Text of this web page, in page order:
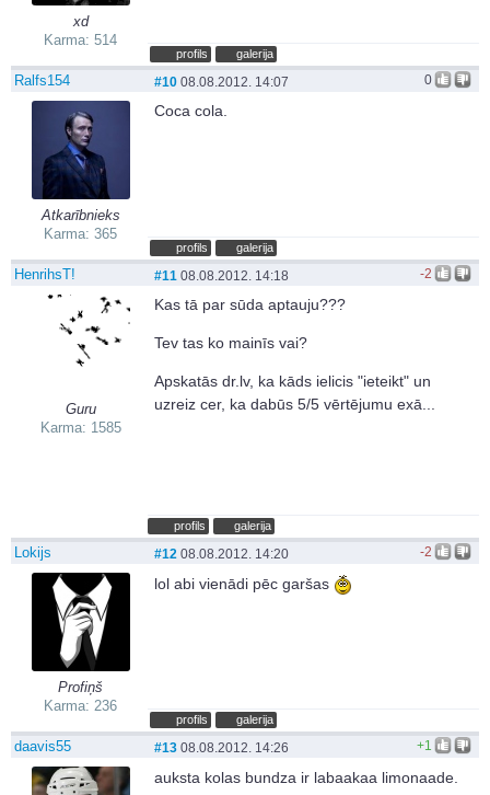
xd
Karma: 514
profils galerija
Ralfs154
Atkarībnieks
Karma: 365
0
#10 08.08.2012. 14:07
Coca cola.
profils galerija
HenrihsT!
Guru
Karma: 1585
-2
#11 08.08.2012. 14:18
Kas tā par sūda aptauju???
Tev tas ko mainīs vai?
Apskatās dr.lv, ka kāds ielicis "ieteikt" un
uzreiz cer, ka dabūs 5/5 vērtējumu exā...
profils galerija
Lokijs
Profiņš
Karma: 236
-2
#12 08.08.2012. 14:20
lol abi vienādi pēc garšas
profils galerija
daavis55 +1
#13 08.08.2012. 14:26
auksta kolas bundza ir labaakaa limonaade.